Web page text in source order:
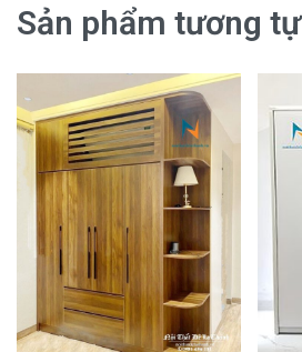
Sản phẩm tương tự